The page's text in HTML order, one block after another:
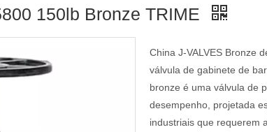
150lb Bronze TRIME
China J-VALVES Bronze
válvula de gabinete de
bronze é uma válvula de
desempenho, projetada
industriais que requerem